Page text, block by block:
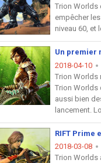
Trion Worlds
empêcher
niveau 60, et
Un premier
2018-04-10
Trion Worlds
Trion Worlds
aussi bien
lancement.
RIFT Prime
2018-03-08
Trion Worlds